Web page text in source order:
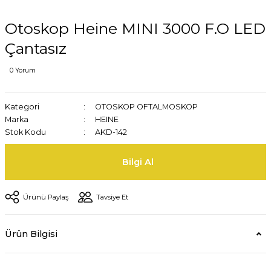
Otoskop Heine MINI 3000 F.O LED
Çantasız
0 Yorum
Kategori
OTOSKOP OFTALMOSKOP
Marka
HEINE
Stok Kodu
AKD-142
Bilgi Al
Ürünü Paylaş Tavsiye Et
Ürün Bilgisi